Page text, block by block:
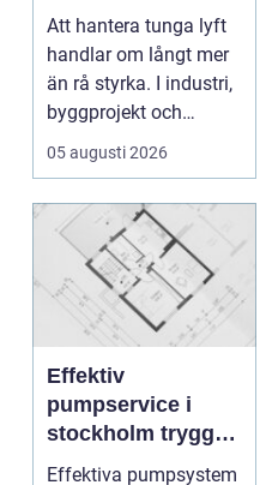
utrustning
Att hantera tunga lyft
handlar om långt mer
än rå styrka. I industri,
byggprojekt och
infrastruktur ...
05 augusti 2026
Effektiv
pumpservice i
stockholm trygg
drift utan avbrott
Effektiva pumpsystem